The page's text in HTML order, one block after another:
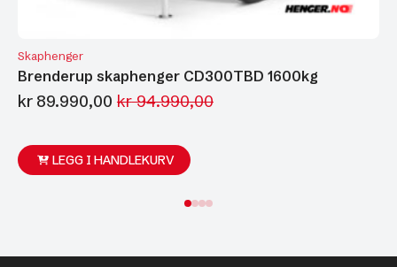
Skaphenger
Brenderup skaphenger CD300TBD 1600kg
kr94.990,00
Opprinnelig
var:
kr 94.990,00.
kr 89.990,00
Nåværende
er:
kr 89.990,00.
LEGG I HANDLEKURV